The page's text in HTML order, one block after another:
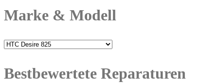
Marke & Modell
Bestbewertete Reparaturen